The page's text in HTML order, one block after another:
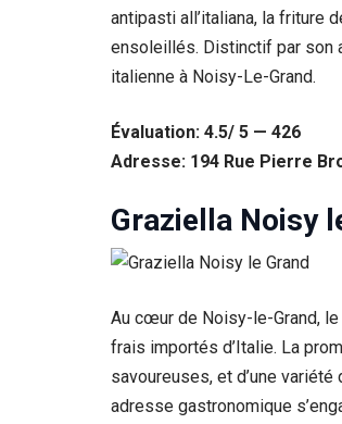
antipasti all’italiana, la friture
ensoleillés. Distinctif par son
italienne à Noisy-Le-Grand.
Évaluation: 4.5/ 5 — 426
Adresse: 194 Rue Pierre
Graziella Noisy
Au cœur de Noisy-le-Grand,
frais importés d’Italie. La
savoureuses, et d’une
adresse gastronomique
Nécessaire
facultatifs. Ils
nécessaires au
du site Web.
Statistiques